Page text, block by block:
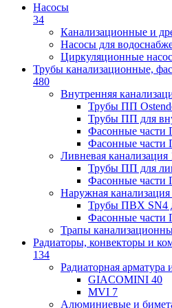
Насосы
34
Канализационные и
Насосы для
Циркуляционные
Трубы канализационные,
480
Внутренняя
Трубы ПП
Трубы ПП для
Фасонные части
Фасонные части
Ливневая канализация
Трубы ПП для
Фасонные части
Наружная канализация
Трубы ПВХ SN4
Фасонные части
Трапы
Радиаторы, конвекторы и
134
Радиаторная арматура
GIACOMINI 40
MVI 7
Алюминиевые и